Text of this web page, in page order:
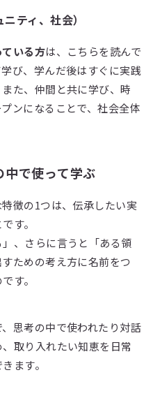
ティ、社会）
いる方は、こちらを読んで
び、学んだ後はすぐに実践
た、仲間と共に学び、時
ンになることで、社会全体
中で使って学ぶ
徴の1つは、伝承したい実
す。
、さらに言うと「ある領
ための考え方に名前をつ
す。
思考の中で使われたり対話
取り入れたい知恵を日常
ます。